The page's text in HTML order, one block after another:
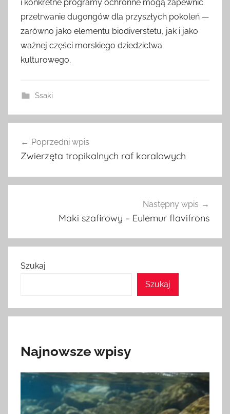
i konkretne programy ochronne mogą zapewnić
przetrwanie dugongów dla przyszłych pokoleń —
zarówno jako elementu biodiverstetu, jak i jako
ważnej części morskiego dziedzictwa
kulturowego.
Ssaki
wpisu
Poprzedni wpis
Zwierzęta tropikalnych raf koralowych
Następny wpis
Maki szafirowy – Eulemur flavifrons
Szukaj
Szukaj
Najnowsze wpisy